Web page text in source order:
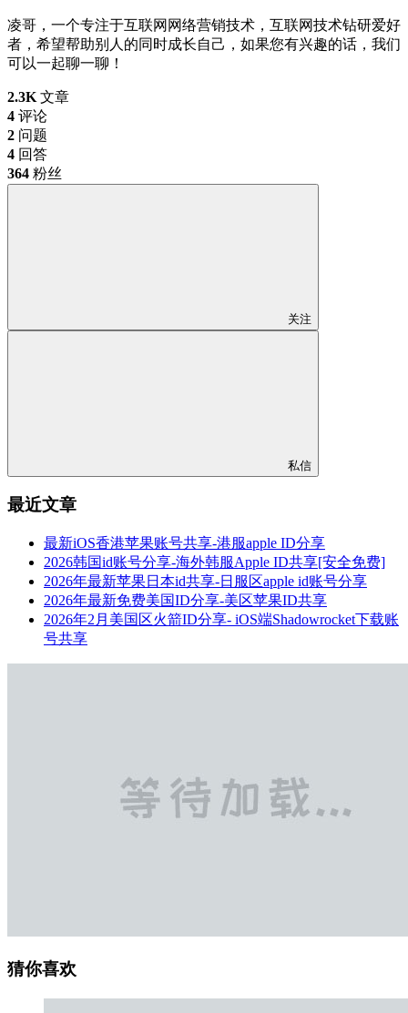
凌哥，一个专注于互联网网络营销技术，互联网技术钻研爱好
者，希望帮助别人的同时成长自己，如果您有兴趣的话，我们
可以一起聊一聊！
2.3K 文章
4 评论
2 问题
4 回答
364 粉丝
关注
私信
最近文章
最新iOS香港苹果账号共享-港服apple ID分享
2026韩国id账号分享-海外韩服Apple ID共享[安全免费]
2026年最新苹果日本id共享-日服区apple id账号分享
2026年最新免费美国ID分享-美区苹果ID共享
2026年2月美国区火箭ID分享- iOS端Shadowrocket下载账
号共享
猜你喜欢